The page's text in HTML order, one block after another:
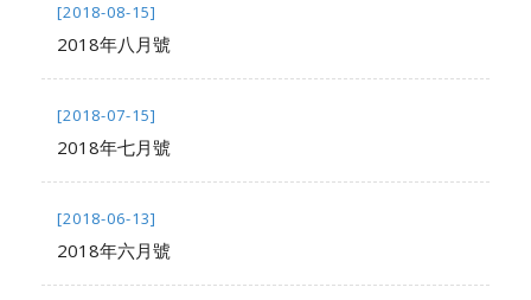
[2018-08-15]
2018年八月號
[2018-07-15]
2018年七月號
[2018-06-13]
2018年六月號